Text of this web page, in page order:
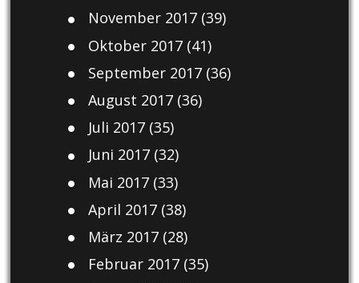
November 2017(39)
Oktober 2017(41)
September 2017(36)
August 2017(36)
Juli 2017(35)
Juni 2017(32)
Mai 2017(33)
April 2017(38)
März 2017(28)
Februar 2017(35)